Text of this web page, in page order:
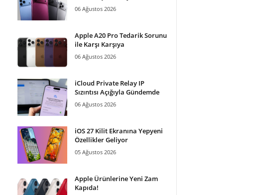
06 Ağustos 2026
Apple A20 Pro Tedarik Sorunu
ile Karşı Karşıya
06 Ağustos 2026
iCloud Private Relay IP
Sızıntısı Açığıyla Gündemde
06 Ağustos 2026
iOS 27 Kilit Ekranına Yepyeni
Özellikler Geliyor
05 Ağustos 2026
Apple Ürünlerine Yeni Zam
Kapıda!